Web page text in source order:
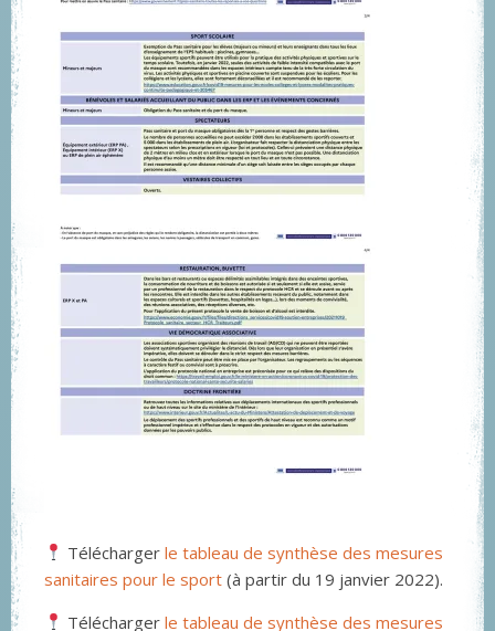
Téléchargerle tableau de synthèse des mesures
sanitaires pour le sport (à partir du 19 janvier 2022).
Télécharger le tableau de synthèse des mesures